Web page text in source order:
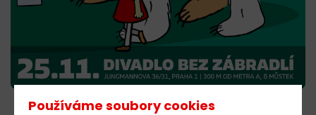
Používáme soubory cookies